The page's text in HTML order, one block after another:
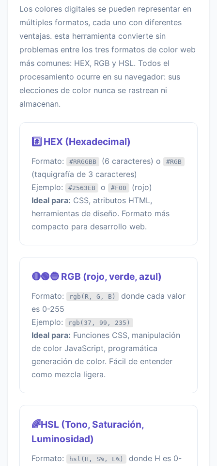
Los colores digitales se pueden representar en
múltiples formatos, cada uno con diferentes
ventajas. esta herramienta convierte sin
problemas entre los tres formatos de color web
más comunes: HEX, RGB y HSL. Todos el
procesamiento ocurre en su navegador: sus
elecciones de color nunca se rastrean ni
almacenan.
#️⃣ HEX (Hexadecimal)
Formato: #RRGGBB (6 caracteres) o #RGB
(taquigrafía de 3 caracteres)
Ejemplo:
#2563EB o #F00
(rojo)
Ideal para: CSS, atributos HTML,
herramientas de diseño. Formato más
compacto para desarrollo web.
🔴🟢🔵 RGB (rojo, verde, azul)
Formato: rgb(R, G, B)
donde cada valor
es 0-255
Ejemplo:
rgb(37, 99, 235)
Ideal para: Funciones CSS, manipulación
de color JavaScript, programática
generación de color. Fácil de entender
como mezcla ligera.
🌈HSL (Tono, Saturación,
Luminosidad)
Formato: hsl(H, S%, L%)
donde H es 0-